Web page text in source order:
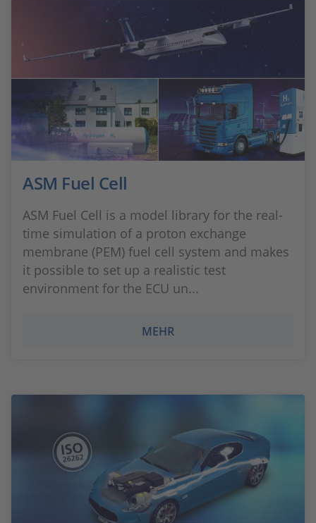
ASM Fuel Cell
ASM Fuel Cell is a model library for the real-
time simulation of a proton exchange
membrane (PEM) fuel cell system and makes
it possible to set up a realistic test
environment for the ECU un...
MEHR